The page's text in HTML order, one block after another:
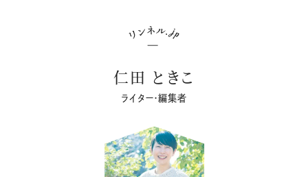
仁田 ときこ
ライター・編集者